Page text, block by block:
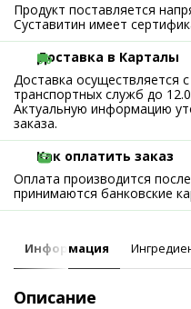
Продукт поставляется
Суставитин имеет
Доставка в Карталы
Доставка осуществляется
транспортных служб до
Актуальную информацию
заказа.
Как оплатить заказ
Оплата производится
принимаются банковские
Информация
Описание